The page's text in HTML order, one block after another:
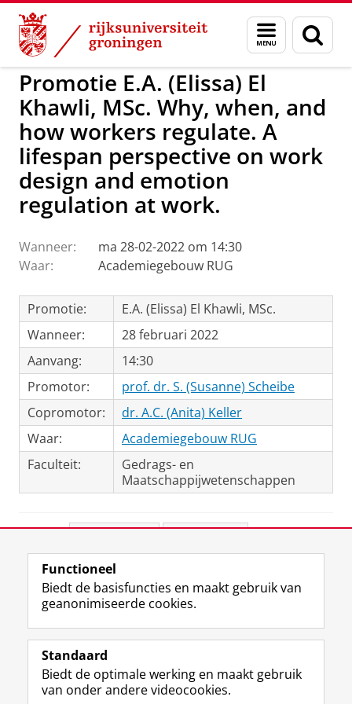
Skip
Content
Skip
Navigation
Menu
en
zoeken
GMW Activiteiten
Promotie E.A. (Elissa) El
Khawli, MSc. Why, when, and
how workers regulate. A
lifespan perspective on work
design and emotion
regulation at work.
Wanneer:
ma 28-02-2022 om 14:30
Waar:
Academiegebouw RUG
Promotie:
E.A. (Elissa) El Khawli, MSc.
Wanneer:
28 februari 2022
Aanvang:
14:30
Promotor:
prof. dr. S. (Susanne) Scheibe
Copromotor:
dr. A.C. (Anita) Keller
Waar:
Academiegebouw RUG
Faculteit:
Gedrags- en
Maatschappijwetenschappen
View this page in:English
Volg de RUG
F
a
e
b
L
i
k
e
R
S
-
f
I
n
t
Y
o
T
Studiekiezers
Functioneel
Biedt de basisfuncties en maakt gebruik van
geanonimiseerde cookies.
Standaard
Biedt de optimale werking en maakt gebruik
van onder andere videocookies.